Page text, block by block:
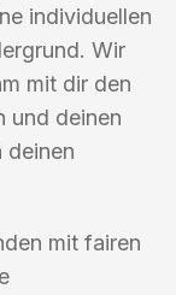
individuellen
Wir
mit dir den
und deinen
deinen
mit fairen